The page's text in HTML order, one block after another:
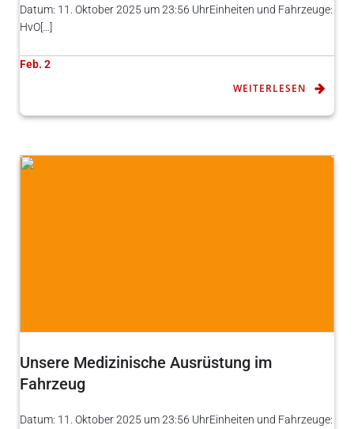
Datum: 11. Oktober 2025 um 23:56 UhrEinheiten und Fahrzeuge:
HvO[…]
Feb. 2
WEITERLESEN
Unsere Medizinische Ausrüstung im
Fahrzeug
Datum: 11. Oktober 2025 um 23:56 UhrEinheiten und Fahrzeuge: